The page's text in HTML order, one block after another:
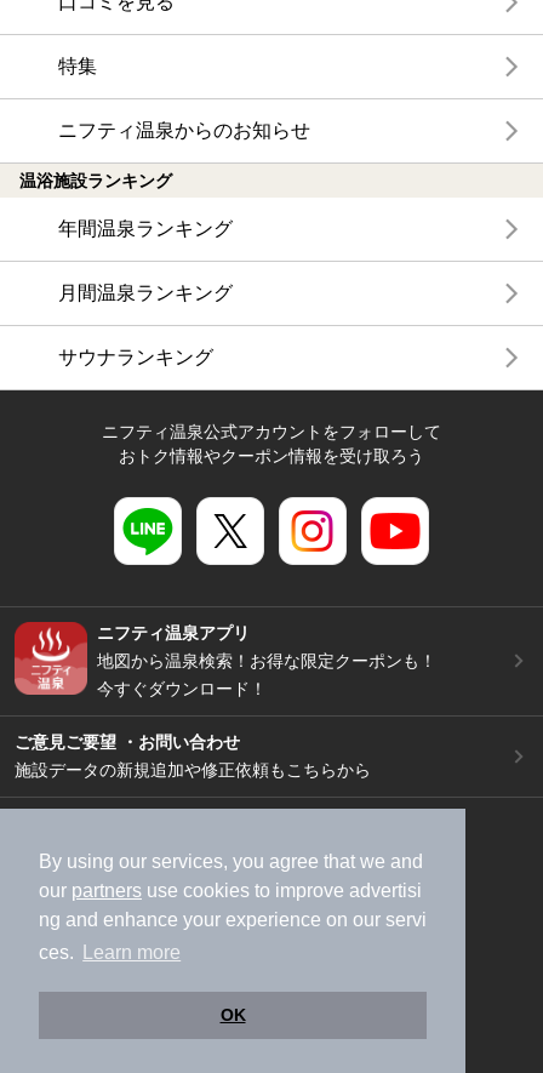
By using our services, you agree that we and
our partners use cookies to improve advertisi
ng and enhance your experience on our servi
ces.
Learn more
OK
特集
ニフティ温泉からのお知らせ
温浴施設ランキング
年間温泉ランキング
月間温泉ランキング
サウナランキング
ニフティ温泉公式アカウントをフォローして
おトク情報やクーポン情報を受け取ろう
ニフティ温泉アプリ
地図から温泉検索！お得な限定クーポンも！
今すぐダウンロード！
ご意見ご要望 ・お問い合わせ
施設データの新規追加や修正依頼もこちらから
加盟店募集（資料請求）
広告出稿のご案内
利用規約
ライフスタイルMEMBERS+規約
特定商取引法に基づく表記
ヘルプ
採用情報
運営会社